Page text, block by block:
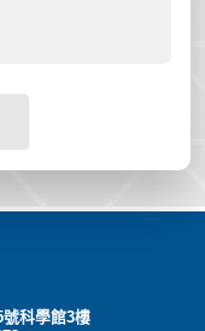
科學館3樓